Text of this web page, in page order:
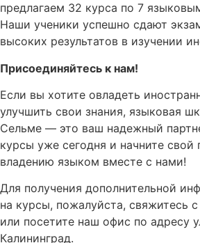
предлагаем 32 курса по 7
Наши ученики успешно сдают
высоких результатов в изучении
Присоединяйтесь к нам!
Если вы хотите овладеть
улучшить свои знания, языковая
Сельме — это ваш надежный
курсы уже сегодня и начните свой
владению языком вместе с нами!
Для получения дополнительной
на курсы, пожалуйста, свяжитесь
или посетите наш офис по адресу
Калининград.